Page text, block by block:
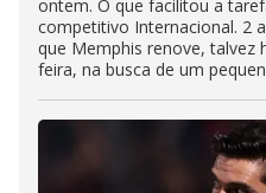
ontem. O que facilitou a
competitivo Internacional. 2
que Memphis renove, talvez
feira, na busca de um